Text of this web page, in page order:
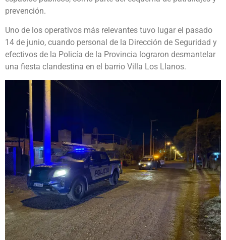
prevención.
Uno de los operativos más relevantes tuvo lugar el pasado
14 de junio, cuando personal de la Dirección de Seguridad y
efectivos de la Policía de la Provincia lograron desmantelar
una fiesta clandestina en el barrio Villa Los Llanos.